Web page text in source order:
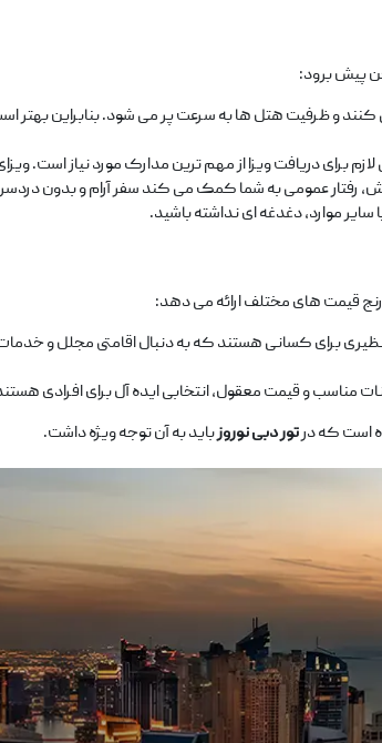
پیش برود:
و ظرفیت هتل ‌ها به سرعت پر می ‌شود. بنابراین بهتر
رفتار عمومی به شما کمک می ‌کند سفر آرام و بدون
موارد، دغدغه ‌ای نداشته باشید.
قیمت ‌های مختلف ارائه می‌ دهد:
برای کسانی هستند که به دنبال اقامتی مجلل و
مناسب و قیمت معقول، انتخابی ایده ‌آل برای افرادی
است که درتور دبی نوروزباید به آن توجه ویژه داشت.